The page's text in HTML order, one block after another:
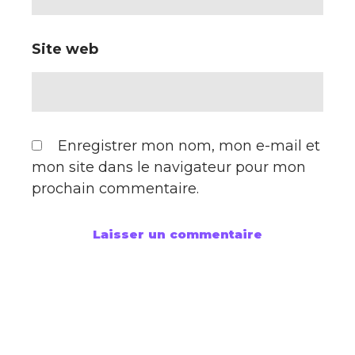
Site web
Enregistrer mon nom, mon e-mail et
mon site dans le navigateur pour mon
prochain commentaire.